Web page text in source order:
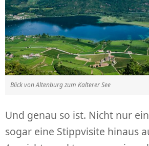
Blick von Altenburg zum Kalterer See
Und genau so ist. Nicht nur
sogar eine Stippvisite hinaus